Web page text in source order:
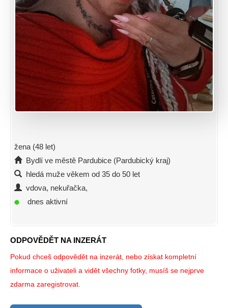
žena (48 let)
Bydlí ve městě Pardubice (Pardubický kraj)
hledá muže věkem od 35 do 50 let
vdova, nekuřačka,
dnes aktivní
ODPOVĚDĚT NA INZERÁT
Pokud chceš odpovědět na inzerát, nebo získat kompletní
informace o uživateli a vidět všechny fotky, musíš se nejprve
zdarma zaregistrovat.